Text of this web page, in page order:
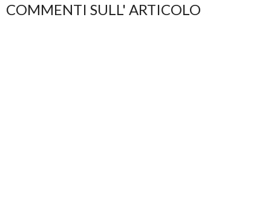
COMMENTI SULL' ARTICOLO